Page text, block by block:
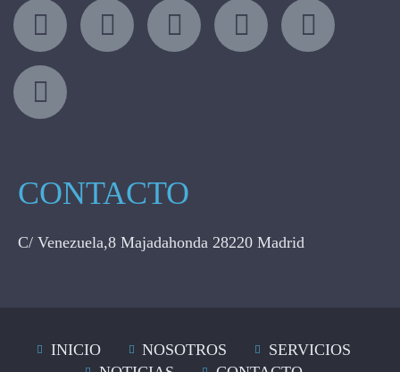
CONTACTO
C/ Venezuela,8 Majadahonda 28220 Madrid
INICIO NOSOTROS
SERVICIOS